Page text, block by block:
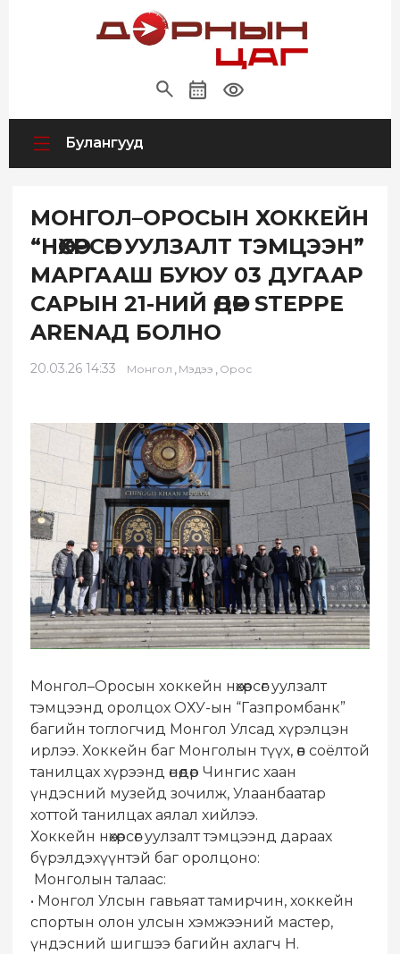
Булангууд
МОНГОЛ–ОРОСЫН ХОККЕЙН
“НӨХӨРСӨГ УУЛЗАЛТ ТЭМЦЭЭН”
МАРГААШ БУЮУ 03 ДУГААР
САРЫН 21-НИЙ ӨДӨР STEPPE
ARENAД БОЛНО
20.03.26 14:33 Монгол , Мэдээ , Орос
Монгол–Оросын хоккейн нөхөрсөг уулзалт
тэмцээнд оролцох ОХУ-ын “Газпромбанк”
багийн тоглогчид Монгол Улсад хүрэлцэн
ирлээ. Хоккейн баг Монголын түүх, өв соёлтой
танилцах хүрээнд өнөөдөр Чингис хаан
үндэсний музейд зочилж, Улаанбаатар
хоттой танилцах аялал хийлээ.
Хоккейн нөхөрсөг уулзалт тэмцээнд дараах
бүрэлдэхүүнтэй баг оролцоно:
Монголын талаас:
• Монгол Улсын гавьяат тамирчин, хоккейн
спортын олон улсын хэмжээний мастер,
үндэсний шигшээ багийн ахлагч Н.